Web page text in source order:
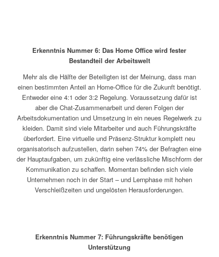
Erkenntnis Nummer 6: Das Home Office wird fester
Bestandteil der Arbeitswelt
Mehr als die Hälfte der Beteiligten ist der Meinung, dass man
einen bestimmten Anteil an Home-Office für die Zukunft benötigt.
Entweder eine 4:1 oder 3:2 Regelung. Voraussetzung dafür ist
aber die Chat-Zusammenarbeit und deren Folgen der
Arbeitsdokumentation und Umsetzung in ein neues Regelwerk zu
kleiden. Damit sind viele Mitarbeiter und auch Führungskräfte
überfordert. Eine virtuelle und Präsenz-Struktur komplett neu
organisatorisch aufzustellen, darin sehen 74% der Befragten eine
der Hauptaufgaben, um zukünftig eine verlässliche Mischform der
Kommunikation zu schaffen. Momentan befinden sich viele
Unternehmen noch in der Start – und Lernphase mit hohen
Verschleißzeiten und ungelösten Herausforderungen.
Erkenntnis Nummer 7: Führungskräfte benötigen
Unterstützung